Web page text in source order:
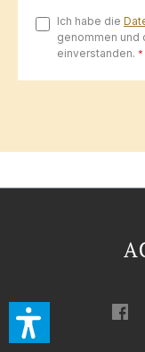
Ich habe die
genommen und
einverstanden. *